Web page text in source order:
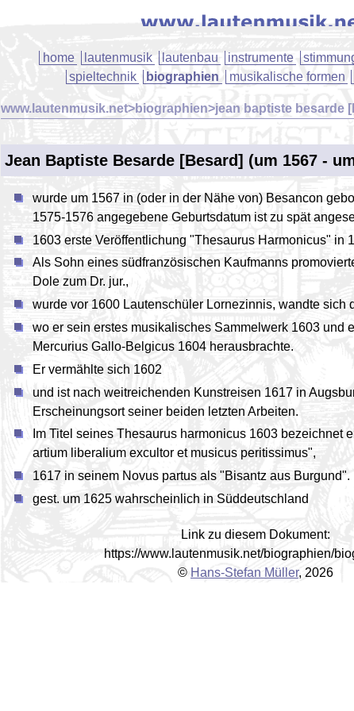
home lautenmusik lautenbau instrumente
spieltechnik
biographien musikalische formen
www.lautenmusik.net>biographien>jean baptiste besarde
Jean Baptiste Besarde [Besard] (um 1567 -
wurde um 1567 in (oder in der Nähe von) Besancon
1575-1576 angegebene Geburtsdatum ist zu spät
1603 erste Veröffentlichung "Thesaurus Harmonicus" in
Als Sohn eines südfranzösischen Kaufmanns
Dole zum Dr. jur.,
wurde vor 1600 Lautenschüler Lornezinnis, wandte sich
wo er sein erstes musikalisches Sammelwerk 1603 und
Mercurius Gallo-Belgicus 1604 herausbrachte.
Er vermählte sich 1602
und ist nach weitreichenden Kunstreisen 1617 in
Erscheinungsort seiner beiden letzten Arbeiten.
Im Titel seines Thesaurus harmonicus 1603 bezeichnet
artium liberalium excultor et musicus peritissimus",
1617 in seinem Novus partus als "Bisantz aus Burgund".
gest. um 1625 wahrscheinlich in Süddeutschland
Link zu diesem Dokument:
https://www.lautenmusik.net/biographien/
© Hans-Stefan Müller, 2026